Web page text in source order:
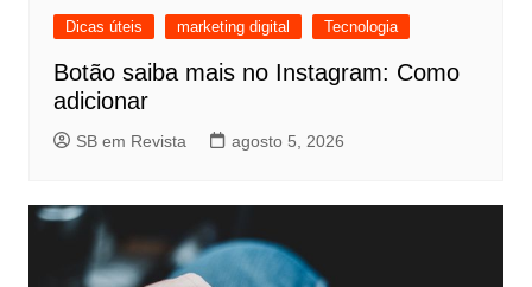
Dicas úteis marketing digital Tecnologia
Botão saiba mais no Instagram: Como
adicionar
SB em Revista agosto 5, 2026